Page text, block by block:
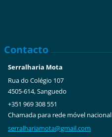
Contacto
Serralharia Mota
Rua do Colégio 107
4505-614, Sanguedo
+351 969 308 551
Chamada para rede móvel nacional
serralhariamota@gmail.com